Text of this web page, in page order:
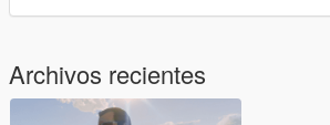
Archivos recientes